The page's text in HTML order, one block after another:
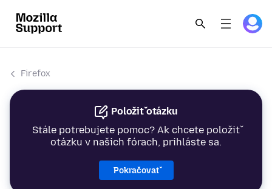
Firefox
Položiť otázku
Stále potrebujete pomoc? Ak chcete položiť
otázku v našich fórach, prihláste sa.
Pokračovať